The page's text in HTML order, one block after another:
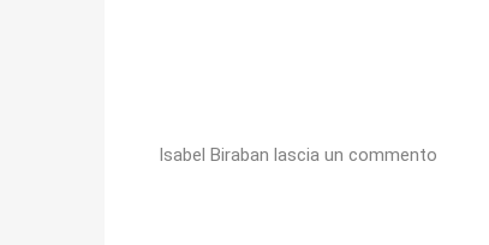
Isabel Biraban lascia un commento